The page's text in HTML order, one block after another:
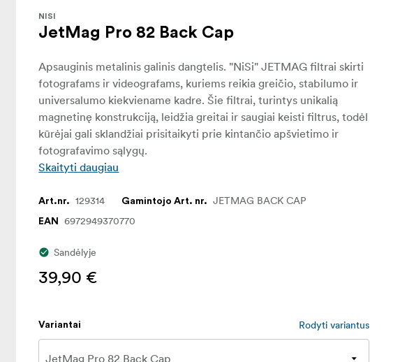
NISI
JetMag Pro 82 Back Cap
Apsauginis metalinis galinis dangtelis. "NiSi" JETMAG filtrai skirti
fotografams ir videografams, kuriems reikia greičio, stabilumo ir
universalumo kiekviename kadre. Šie filtrai, turintys unikalią
magnetinę konstrukciją, leidžia greitai ir saugiai keisti filtrus, todėl
kūrėjai gali sklandžiai prisitaikyti prie kintančio apšvietimo ir
fotografavimo sąlygų.
Skaityti daugiau
Art.nr. 129314 Gamintojo Art. nr. JETMAG BACK CAP
EAN 6972949370770
Sandėlyje
39,90 €
Variantai Rodyti variantus